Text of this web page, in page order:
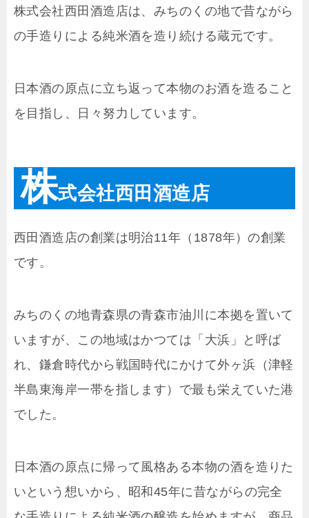
株式会社西田酒造店は、みちのくの地で昔ながら
の手造りによる純米酒を造り続ける蔵元です。
日本酒の原点に立ち返って本物のお酒を造ること
を目指し、日々努力しています。
株式会社西田酒造店
西田酒造店の創業は明治11年（1878年）の創業
です。
みちのくの地青森県の青森市油川に本拠を置いて
いますが、この地域はかつては「大浜」と呼ば
れ、鎌倉時代から戦国時代にかけて外ヶ浜（津軽
半島東海岸一帯を指します）で最も栄えていた港
でした。
日本酒の原点に帰って風格ある本物の酒を造りた
いという想いから、昭和45年に昔ながらの完全